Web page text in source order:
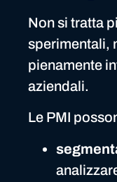
Non si tratta
sperimentali,
pienamente
aziendali.
Le PMI